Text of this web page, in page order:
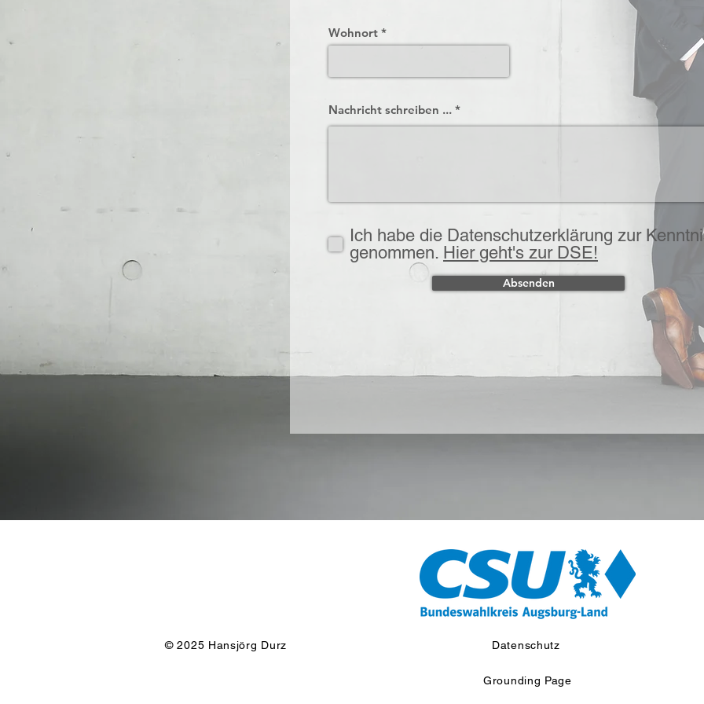
Wohnort
Nachricht schreiben ...
Ich habe die Datenschutzerklärung zur
genommen. Hier geht's zur DSE!
Absenden
© 2025 Hansjörg Durz Datenschutz
Grounding Page